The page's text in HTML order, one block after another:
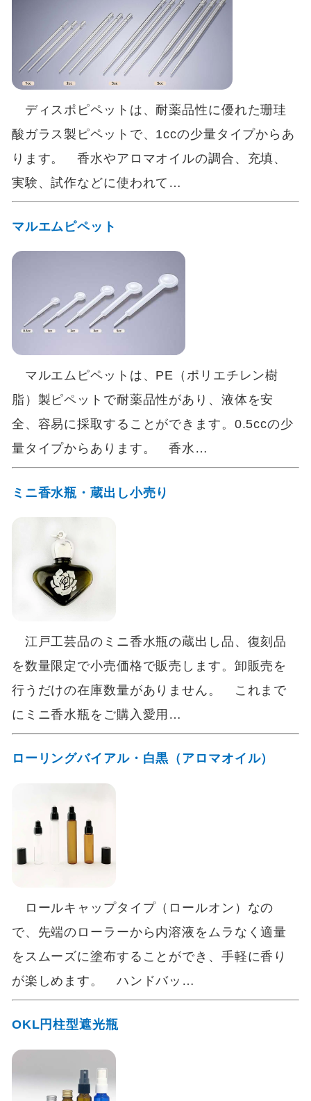
ディスポピペットは、耐薬品性に優れた珊珪
酸ガラス製ピペットで、1ccの少量タイプからあ
ります。 香水やアロマオイルの調合、充填、
実験、試作などに使われて…
マルエムピペット
マルエムピペットは、PE（ポリエチレン樹
脂）製ピペットで耐薬品性があり、液体を安
全、容易に採取することができます。0.5ccの少
量タイプからあります。 香水…
ミニ香水瓶・蔵出し小売り
江戸工芸品のミニ香水瓶の蔵出し品、復刻品
を数量限定で小売価格で販売します。卸販売を
行うだけの在庫数量がありません。 これまで
にミニ香水瓶をご購入愛用…
ローリングバイアル・白黒（アロマオイル）
ロールキャップタイプ（ロールオン）なの
で、先端のローラーから内溶液をムラなく適量
をスムーズに塗布することができ、手軽に香り
が楽しめます。 ハンドバッ…
OKL円柱型遮光瓶